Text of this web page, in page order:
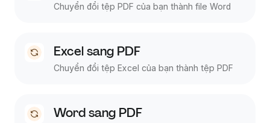
Chuyển đổi tệp PDF của bạn thành file Word
Excel sang PDF
Chuyển đổi tệp Excel của bạn thành tệp PDF
Word sang PDF